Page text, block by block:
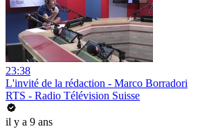
23:38
L'invité de la rédaction - Marco Borradori
RTS - Radio Télévision Suisse
il y a 9 ans